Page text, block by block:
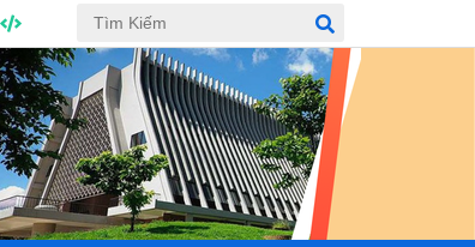
(06/07/2026)
Hội nghị công bố Nghị quyết, các
quyết định về thành lập thôn,
buôn, thành lập tổ chức Đảng, chỉ
định cấp ủy, trưởng các thôn,
buôn, trưởng Ban công tác Mặt
trận các thôn, buôn